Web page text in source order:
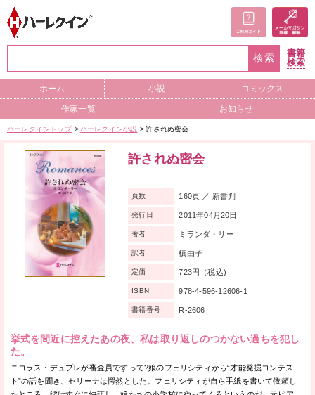
検索
書籍
検索
ホーム 小説 コミックス
作家一覧 お知らせ
ハーレクイントップ ハーレクイン小説 許されぬ密会
許されぬ密会
挙式を間近に控えたあの夜、私は取り返しのつかない過ちを犯し
た。
ニコラス・デュプレが審査員ですって?娘のフェリシティから“才能発掘コンテス
ト”の話を聞き、セリーナは愕然とした。フェリシティが自ら手紙を書いて依頼し
頁数 160頁 ／ 新書判
発行日 2011年04月20日
著者 ミランダ・リー
訳者 槙由子
定価 723円（税込)
ISBN 978-4-596-12606-1
書籍番号 R-2606